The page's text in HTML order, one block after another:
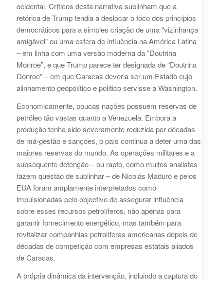
ocidental. Críticos desta narrativa sublinham que a
retórica de Trump tendia a deslocar o foco dos princípios
democráticos para a simples criação de uma “vizinhança
amigável” ou uma esfera de influência na América Latina
– em linha com uma versão moderna da “Doutrina
Monroe”, e que Trump parece ter designada de “Doutrina
Donroe” – em que Caracas deveria ser um Estado cujo
alinhamento geopolítico e político servisse a Washington.
Economicamente, poucas nações possuem reservas de
petróleo tão vastas quanto a Venezuela. Embora a
produção tenha sido severamente reduzida por décadas
de má-gestão e sanções, o país continua a deter uma das
maiores reservas do mundo. As operações militares e a
subsequente detenção – ou rapto, como muitos analistas
fazem questão de sublinhar – de Nicolás Maduro e pelos
EUA foram amplamente interpretados como
impulsionadas pelo objectivo de assegurar influência
sobre esses recursos petrolíferos, não apenas para
garantir fornecimento energético, mas também para
revitalizar companhias petrolíferas americanas depois de
décadas de competição com empresas estatais aliados
de Caracas.
A própria dinâmica da intervenção, incluindo a captura do